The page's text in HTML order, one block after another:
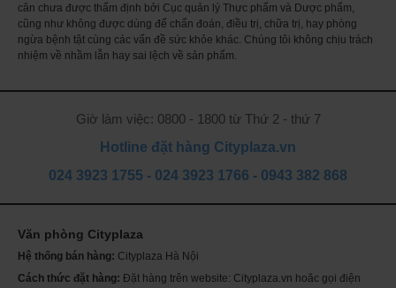
- DHEA: 25mg
- Và một số thành phần phụ khác
- DHEA 25mg Puritan's Pride được sản xuất từ nguyên liệu tự nhiên, không
- Uống 1 viên mỗi ngày sau bữa ăn
- Không dùng puritan's pride dhea cho phụ nữ mang thai hoặc đang cho
hiệu quả phụ thuộc cơ địa từng người
- Tham khảo ý kiến của bác sĩ trước khi dùng
Một số câu hỏi thường gặp về sản phẩm
cân chưa được thẩm định bởi Cục quản lý Thực phẩm và Dược phẩm,
cũng như không được dùng để chẩn đoán, điều trị, chữa trị, hay phòng
ngừa bệnh tật cùng các vấn đề sức khỏe khác. Chúng tôi không chịu trách
nhiệm về nhầm lẫn hay sai lệch về sản phẩm.
Giờ làm việc: 0800 - 1800 từ Thứ 2 - thứ 7
Hotline đặt hàng Cityplaza.vn
024 3923 1755 - 024 3923 1766 - 0943 382 868
Văn phòng Cityplaza
Hệ thống bán hàng: Cityplaza Hà Nội
Cách thức đặt hàng: Đặt hàng trên website: Cityplaza.vn hoăc gọi điện